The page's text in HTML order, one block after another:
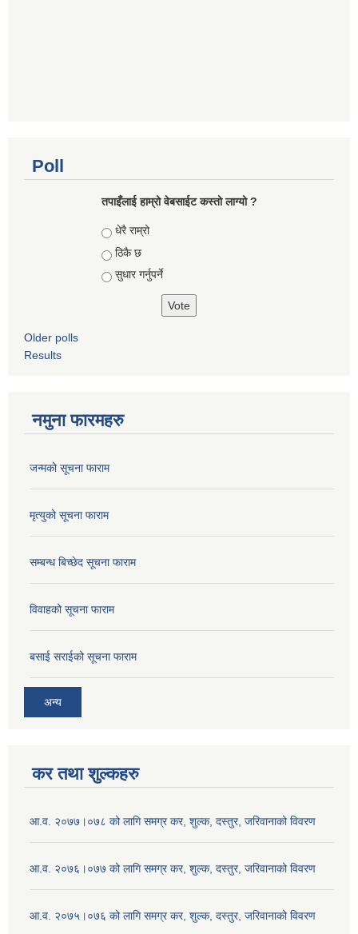
Poll
तपाइँलाई हाम्रो वेबसाईट कस्तो लाग्यो ?
Choices
धेरै राम्रो
ठिकै छ
सुधार गर्नुपर्ने
Older polls
Results
नमुना फारमहरु
जन्मको सूचना फाराम
मृत्युको सूचना फाराम
सम्बन्ध बिच्छेद सूचना फाराम
विवाहको सूचना फाराम
बसाई सराईको सूचना फाराम
अन्य
कर तथा शुल्कहरु
आ.व. २०७७।०७८ को लागि समग्र कर, शुल्क, दस्तुर, जरिवानाको विवरण
आ.व. २०७६।०७७ को लागि समग्र कर, शुल्क, दस्तुर, जरिवानाको विवरण
आ.व. २०७५।०७६ को लागि समग्र कर, शुल्क, दस्तुर, जरिवानाको विवरण